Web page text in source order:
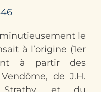
le
à l’origine (1er
à partir des
de J.H.
Strathy, et du